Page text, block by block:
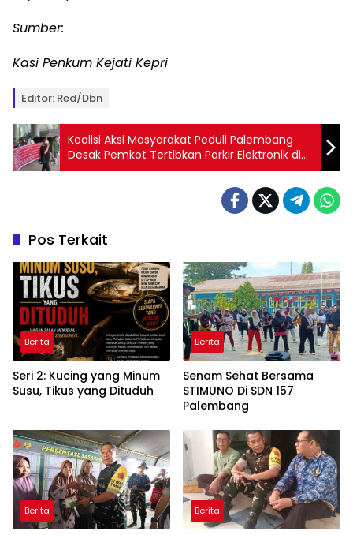
Sumber:
Kasi Penkum Kejati Kepri
Editor: Red/Dbn
Koalisi Aksi Masyarakat Peduli Palembang
Desak Pemkot Tertibkan Parkir Elektronik di
Palembang
Pos Terkait
Berita
Seri 2: Kucing yang Minum
Susu, Tikus yang Dituduh
Berita
Senam Sehat Bersama
STIMUNO Di SDN 157
Palembang
Berita Berita